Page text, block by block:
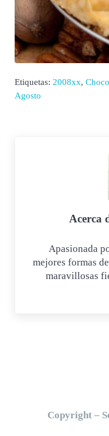
Etiquetas: 2008xx,
Agosto
Acerca
Apasionada
mejores formas
maravillosas
Copyright –